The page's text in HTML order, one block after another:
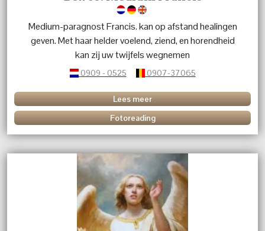
Medium-paragnost Francis. kan op afstand healingen
geven. Met haar helder voelend, ziend, en horendheid
kan zij uw twijfels wegnemen
0909 - 0525 0907-37065
Lees meer
Fotoreading